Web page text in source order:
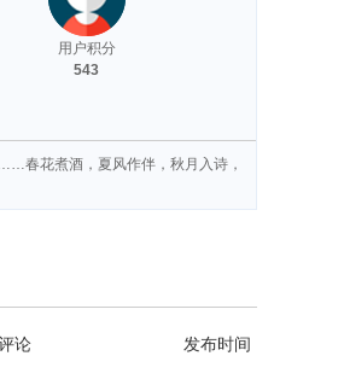
用户积分
543
春花煮酒，夏风作伴，秋月入诗，
论 发布时间